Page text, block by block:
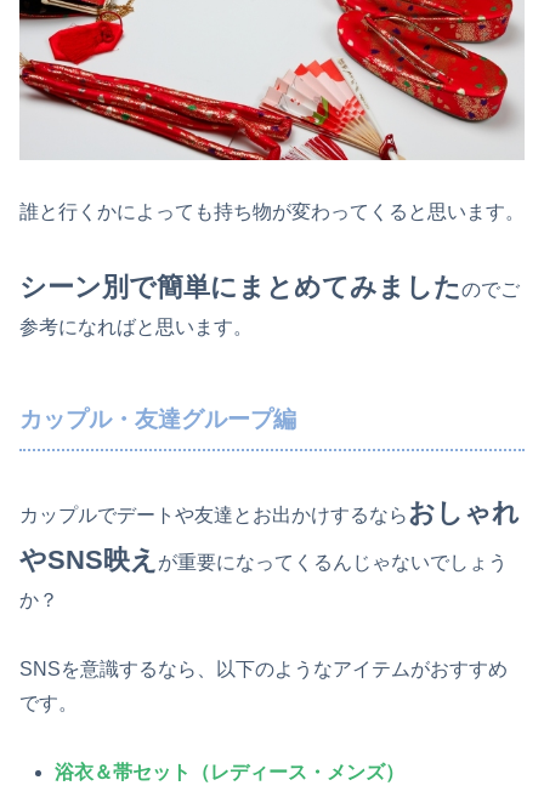
誰と行くかによっても持ち物が変わってくると思います。
シーン別で簡単にまとめてみましたのでご
参考になればと思います。
カップル・友達グループ編
カップルでデートや友達とお出かけするならおしゃれ
やSNS映え が重要になってくるんじゃないでしょう
か？
SNSを意識するなら、以下のようなアイテムがおすすめ
です。
浴衣＆帯セット
（レディース・メンズ）